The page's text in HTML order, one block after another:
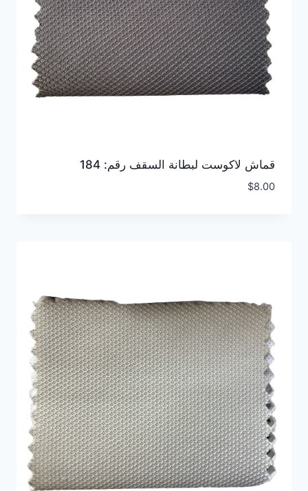
قماش لاكوست لبطانة السقف رقم: 184
$8.00